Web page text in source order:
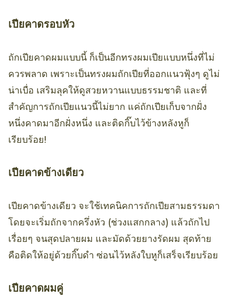
เปียคาดรอบหัว
ถักเปียคาดผมแบบนี้ ก็เป็นอีกทรงผมเปียแบบหนึ่งที่ไม่
ควรพลาด เพราะเป็นทรงผมถักเปียที่ออกแนวฟุ้งๆ ดูไม่
น่าเบื่อ เสริมลุคให้ดูสวยหวานแบบธรรมชาติ และที่
สำคัญการถักเปียแนวนี้ไม่ยาก แค่ถักเปียเก็บจากฝั่ง
หนึ่งคาดมาอีกฝั่งหนึ่ง และติดกิ๊บไว้ข้างหลังหูก็
เรียบร้อย!
เปียคาดข้างเดียว
เปียคาดข้างเดียว จะใช้เทคนิคการถักเปียสามธรรมดา
โดยจะเริ่มถักจากครึ่งหัว (ช่วงแสกกลาง) แล้วถักไป
เรื่อยๆ จนสุดปลายผม และมัดด้วยยางรัดผม สุดท้าย
คือติดให้อยู่ด้วยกิ๊บดำ ซ่อนไว้หลังใบหูก็เสร็จเรียบร้อย
เปียคาดผมคู่